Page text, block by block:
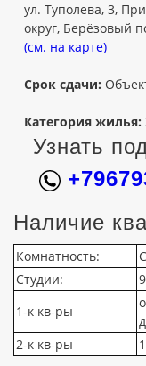
ул. Туполева, 3,
округ, Берёзовый
(см. на карте)
Срок сдачи:
Категория жилья:
Узнать
Наличие
Комнатность:
Студии:
1-к кв-ры
2-к кв-ры